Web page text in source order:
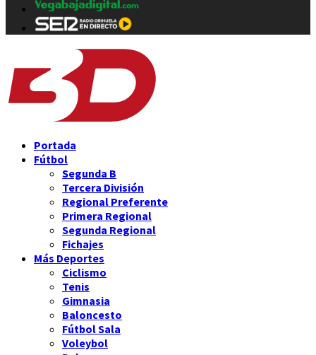
Portada
Fútbol
Segunda B
Tercera División
Regional Preferente
Primera Regional
Segunda Regional
Fichajes
Más Deportes
Ciclismo
Tenis
Gimnasia
Baloncesto
Fútbol Sala
Voleybol